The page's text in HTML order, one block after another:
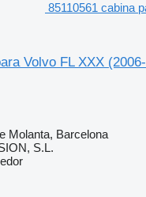
85110561 cabina
Volvo FL XXX
Molanta, Barcelona
S.L.